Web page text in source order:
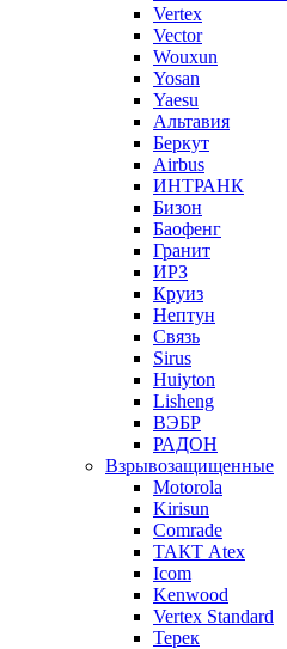
Vertex
Vector
Wouxun
Yosan
Yaesu
Альтавия
Беркут
Airbus
ИНТРАНК
Бизон
Баофенг
Гранит
ИРЗ
Круиз
Нептун
Связь
Sirus
Huiyton
Lisheng
ВЭБР
РАДОН
Взрывозащищенные
Motorola
Kirisun
Comrade
ТАКТ Atex
Icom
Kenwood
Vertex Standard
Терек